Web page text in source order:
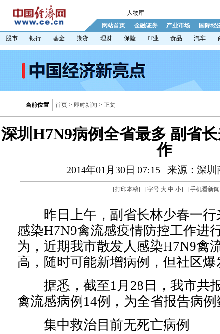
人物库
网站首页
金融证券 产业市场
国际经
股市
银行 基金 期货 理财 保险 IT业 食品 汽车
当前位置 首页 > 即时新闻 > 正文
深圳H7N9病例全省最多 副省
作
2014年01月30日 07:15 来源：深圳
[打印本稿] [字号 大 中 小] [手机看新闻
昨日上午，副省长林少春一行
感染H7N9禽流感疫情防控工作进
为，近期我市散发人感染H7N9禽
高，随时可能新增病例，但社区
据悉，截至1月28日，我市共
禽流感病例14例，为全省报告病
集中救治目前无死亡病例